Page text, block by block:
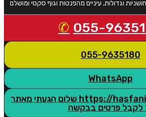
055-
055-9635180
WhatsApp
שלום הגעתי מאתר https://hasfaniyot.com/ אפשר